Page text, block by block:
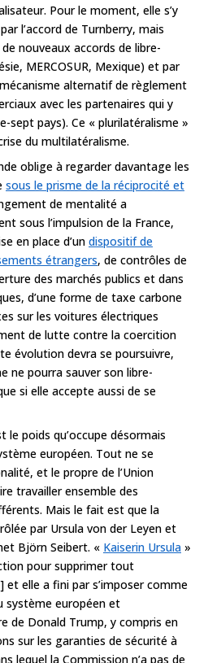
Pour le moment, elle s’y
l’accord de Turnberry, mais
nouveaux accords de libre-
MERCOSUR, Mexique) et par
alternatif de règlement
avec les partenaires qui y
sept pays). Ce « plurilatéralisme »
du multilatéralisme.
oblige à regarder davantage les
sous le prisme de la réciprocité et
de mentalité a
sous l’impulsion de la France,
en place d’un dispositif de
étrangers, de contrôles de
des marchés publics et dans
d’une forme de taxe carbone
sur les voitures électriques
de lutte contre la coercition
évolution devra se poursuivre,
ne pourra sauver son libre-
si elle accepte aussi de se
le poids qu’occupe désormais
européen. Tout ne se
et le propre de l’Union
travailler ensemble des
Mais le fait est que la
par Ursula von der Leyen et
Björn Seibert. « Kaiserin Ursula »
pour supprimer tout
] et elle a fini par s’imposer comme
système européen et
de Donald Trump, y compris en
sur les garanties de sécurité à
lequel la Commission n’a pas de